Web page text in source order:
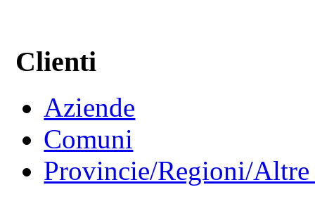
Clienti
Aziende
Comuni
Provincie/Regioni/